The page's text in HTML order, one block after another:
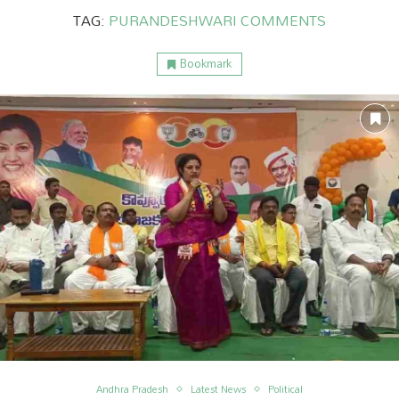
TAG: PURANDESHWARI COMMENTS
Bookmark
Andhra Pradesh Latest News Political
అంతర్జాతీయం